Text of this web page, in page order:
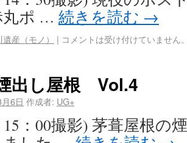
丸ポ … 続きを読む →
産（モノ） | コメントは受け付けていません
出し屋根 Vol.4
6日 作成者: UG+
15：00撮影) 茅葺屋根の